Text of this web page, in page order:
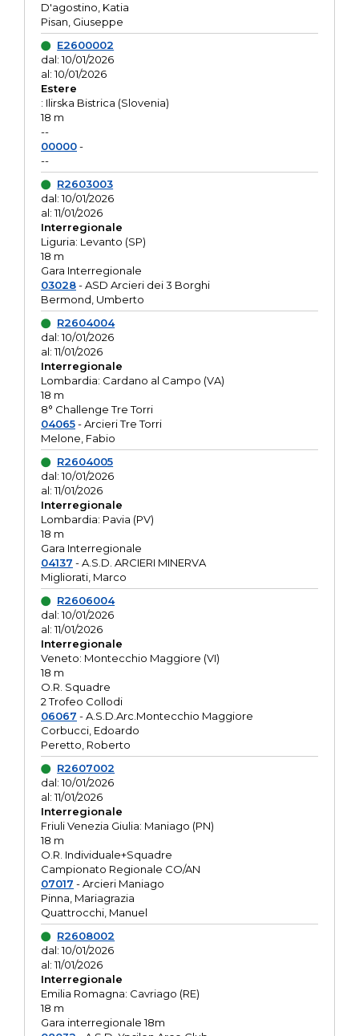
D'agostino, Katia
Pisan, Giuseppe
E2600002
dal: 10/01/2026
al: 10/01/2026
Estere
: Ilirska Bistrica (Slovenia)
18 m
--
00000-
--
R2603003
dal: 10/01/2026
al: 11/01/2026
Interregionale
Liguria: Levanto (SP)
18 m
Gara Interregionale
03028- ASD Arcieri dei 3 Borghi
Bermond, Umberto
R2604004
dal: 10/01/2026
al: 11/01/2026
Interregionale
Lombardia: Cardano al Campo (VA)
18 m
8° Challenge Tre Torri
04065- Arcieri Tre Torri
Melone, Fabio
R2604005
dal: 10/01/2026
al: 11/01/2026
Interregionale
Lombardia: Pavia (PV)
18 m
Gara Interregionale
04137 - A.S.D. ARCIERI MINERVA
Migliorati, Marco
R2606004
dal: 10/01/2026
al: 11/01/2026
Interregionale
Veneto: Montecchio Maggiore (VI)
18 m
O.R. Squadre
2 Trofeo Collodi
06067 - A.S.D.Arc.Montecchio Maggiore
Corbucci, Edoardo
Peretto, Roberto
R2607002
dal: 10/01/2026
al: 11/01/2026
Interregionale
Friuli Venezia Giulia: Maniago (PN)
18 m
O.R. Individuale+Squadre
Campionato Regionale CO/AN
07017 - Arcieri Maniago
Pinna, Mariagrazia
Quattrocchi, Manuel
R2608002
dal: 10/01/2026
al: 11/01/2026
Interregionale
Emilia Romagna: Cavriago (RE)
18 m
Gara interregionale 18m